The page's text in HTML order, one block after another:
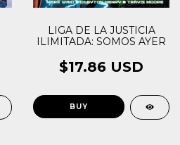
LIGA DE LA JUSTICIA
ILIMITADA: SOMOS AYER
$17.86 USD